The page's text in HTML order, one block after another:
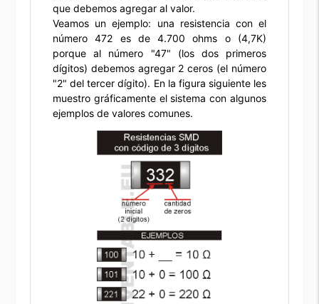
que debemos agregar al valor.
Veamos un ejemplo: una resistencia con el
número 472 es de 4.700 ohms o (4,7K)
porque al número "47" (los dos primeros
dígitos) debemos agregar 2 ceros (el número
"2" del tercer dígito). En la figura siguiente les
muestro gráficamente el sistema con algunos
ejemplos de valores comunes.